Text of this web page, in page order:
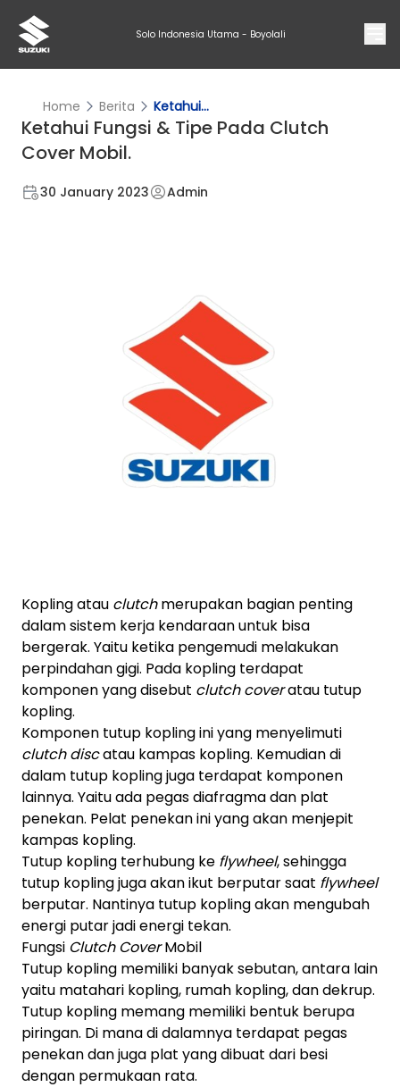
Solo Indonesia Utama - Boyolali
Home Berita Ketahui...
Ketahui Fungsi & Tipe Pada Clutch
Cover Mobil.
30 January 2023 Admin
Kopling atau clutchmerupakan bagian penting
dalam sistem kerja kendaraan untuk bisa
bergerak. Yaitu ketika pengemudi melakukan
perpindahan gigi. Pada kopling terdapat
komponen yang disebut clutch coveratau tutup
kopling.
Komponen tutup kopling ini yang menyelimuti
clutch discatau kampas kopling. Kemudian di
dalam tutup kopling juga terdapat komponen
lainnya. Yaitu ada pegas diafragma dan plat
penekan. Pelat penekan ini yang akan menjepit
kampas kopling.
Tutup kopling terhubung ke flywheel, sehingga
tutup kopling juga akan ikut berputar saat flywheel
berputar. Nantinya tutup kopling akan mengubah
energi putar jadi energi tekan.
Fungsi Clutch CoverMobil
Tutup kopling memiliki banyak sebutan, antara lain
yaitu matahari kopling, rumah kopling, dan dekrup.
Tutup kopling memang memiliki bentuk berupa
piringan. Di mana di dalamnya terdapat pegas
penekan dan juga plat yang dibuat dari besi
dengan permukaan rata.